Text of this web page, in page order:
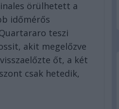
örülhetett a
időmérős
teszi
akit megelőzve
őt, a két
csak hetedik,